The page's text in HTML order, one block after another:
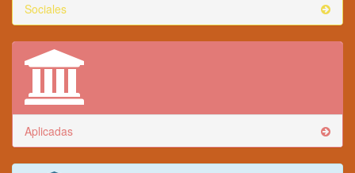
Sociales
Aplicadas